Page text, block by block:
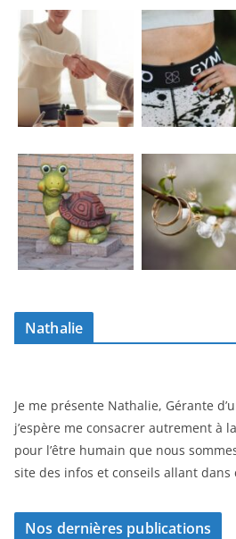
Nathalie
Je me présente Nathalie, Gérante
j’espère me consacrer autrement à
pour l’être humain que nous
site des infos et conseils allant dans
Nos dernières publications